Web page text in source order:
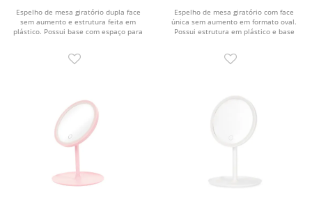
Espelho de mesa giratório dupla face
sem aumento e estrutura feita em
plástico. Possui base com espaço para
Espelho de mesa giratório com face
única sem aumento em formato oval.
Possui estrutura em plástico e base